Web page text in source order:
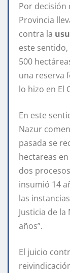
Por
Provincia
contra la
este
500
una reserva
lo hizo en El
En este
Nazur
pasada se
hectareas
dos
insumió 14
las
Justicia de
años”.
El juicio